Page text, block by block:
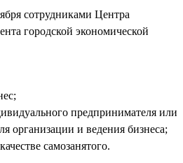
сотрудниками Центра
городской экономической
предпринимателя или
организации и ведения бизнеса;
самозанятого.